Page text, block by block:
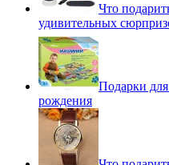
Что
удивительных
Подарки
рождения